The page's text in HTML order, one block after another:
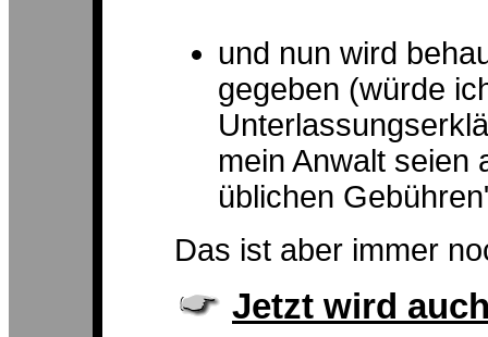
und nun wird
gegeben (würde
mein Anwalt seien
üblichen
Das ist aber immer
Jetzt wird